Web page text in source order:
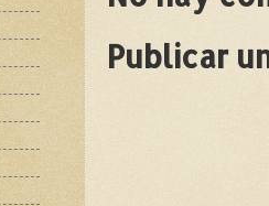
Publicar